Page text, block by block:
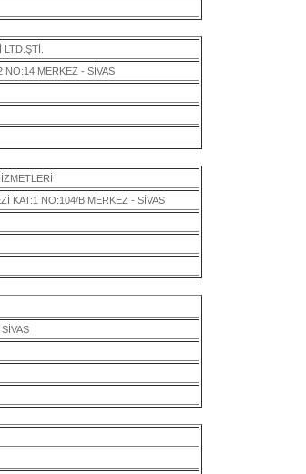
NO:14 MERKEZ - SİVAS
KAT:1 NO:104/B MERKEZ - SİVAS